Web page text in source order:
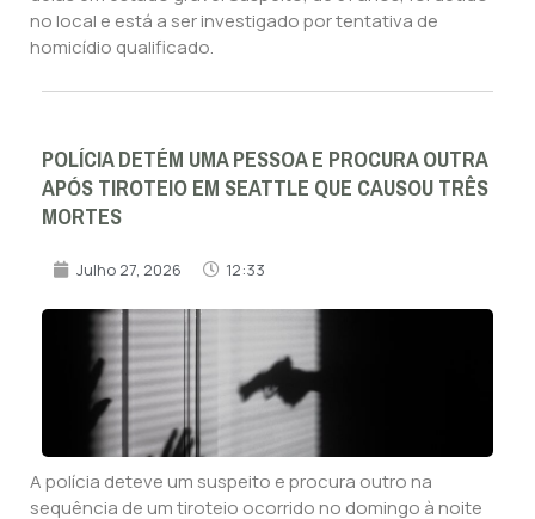
no local e está a ser investigado por tentativa de
homicídio qualificado.
POLÍCIA DETÉM UMA PESSOA E PROCURA OUTRA
APÓS TIROTEIO EM SEATTLE QUE CAUSOU TRÊS
MORTES
Julho 27, 2026 12:33
A polícia deteve um suspeito e procura outro na
sequência de um tiroteio ocorrido no domingo à noite